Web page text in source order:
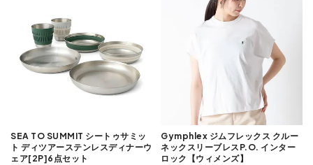
SEA TO SUMMIT シートゥサミッ
ト ディツアーステンレスディナーウ
ェア[2P]6点セット
Gymphlex ジムフレックス クルー
ネックスリーブレスP.O. インター
ロック【ウィメンズ】